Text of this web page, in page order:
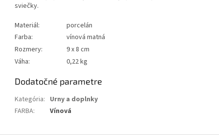
sviečky.
Materiál:
porcelán
Farba:
vínová matná
Rozmery:
9 x 8 cm
Váha:
0,22 kg
Dodatočné parametre
Kategória: Urny a doplnky
FARBA: Vínová